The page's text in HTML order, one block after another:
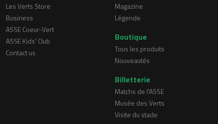
Les Verts Store
Business
ASSE Coeur-Vert
ASSE Kids' Club
Contact us
Magazine
Légende
Boutique
Tous les produits
Nouveautés
Billetterie
Matchs de l'ASSE
Musée des Verts
Visite du stade